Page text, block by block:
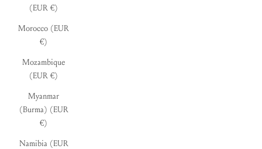
(EUR €)
Morocco (EUR
€)
Mozambique
(EUR €)
Myanmar
(Burma) (EUR
€)
Namibia (EUR